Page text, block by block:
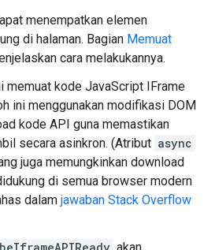
menempatkan elemen
di halaman. Bagian Memuat
cara melakukannya.
memuat kode JavaScript IFrame
ini menggunakan modifikasi DOM
kode API guna memastikan
secara asinkron. (Atribut async
juga memungkinkan download
di semua browser modern
dalam jawaban Stack Overflow